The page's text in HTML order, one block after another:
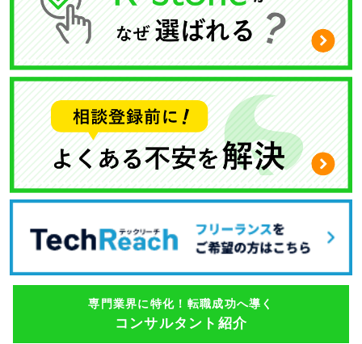
専門業界に特化！転職成功へ導く
コンサルタント紹介